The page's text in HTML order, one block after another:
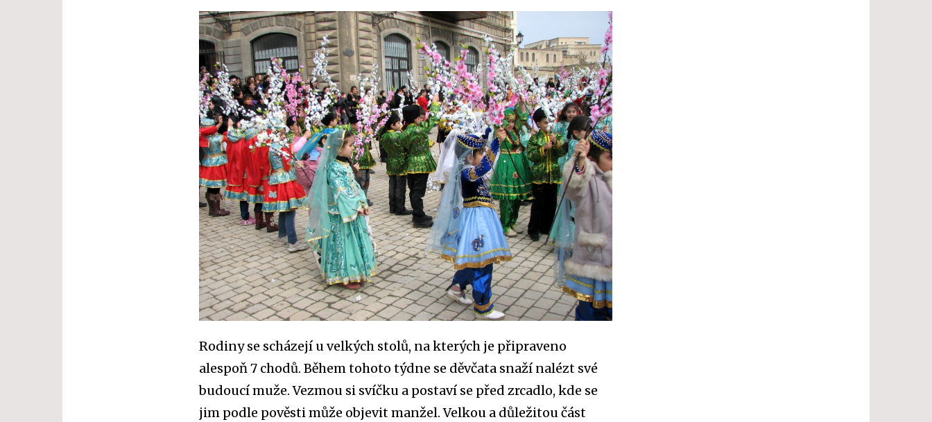
Rodiny se scházejí u velkých stolů, na kterých je připraveno
alespoň 7 chodů. Během tohoto týdne se děvčata snaží nalézt své
budoucí muže. Vezmou si svíčku a postaví se před zrcadlo, kde se
jim podle pověsti může objevit manžel. Velkou a důležitou část